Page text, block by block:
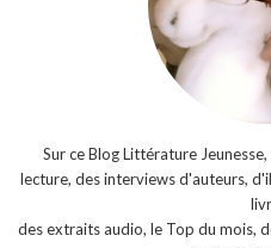
Sur ce Blog Littérature
lecture, des interviews d'auteurs,
des extraits audio, le Top du mois,